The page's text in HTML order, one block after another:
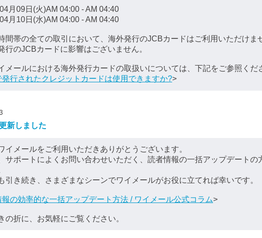
月09日(火)AM 04:00 - AM 04:40
月10日(水)AM 04:00 - AM 04:40
間帯の全ての取引において、海外発行のJCBカードはご利用いただけま
行のJCBカードに影響はございません。
メールにおける海外発行カードの取扱いについては、下記をご参照くだ
発行されたクレジットカードは使用できますか?>
新しました
イメールをご利用いただきありがとうございます。
サポートによくお問い合わせいただく、読者情報の一括アップデート
引き続き、さまざまなシーンでワイメールがお役に立てれば幸いです。
の効率的な一括アップデート方法 / ワイメール公式コラム>
の折に、お気軽にご覧ください。